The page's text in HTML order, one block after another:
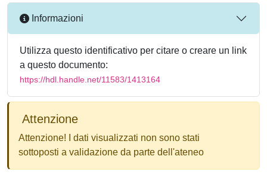
Informazioni
Utilizza questo identificativo per citare o creare un link
a questo documento:
https://hdl.handle.net/11583/1413164
Attenzione
Attenzione! I dati visualizzati non sono stati
sottoposti a validazione da parte dell'ateneo